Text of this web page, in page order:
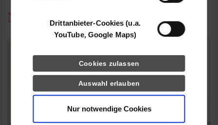
Drittanbieter-Cookies (u.a.
YouTube, Google Maps)
Cookies zulassen
Auswahl erlauben
Nur notwendige Cookies
News